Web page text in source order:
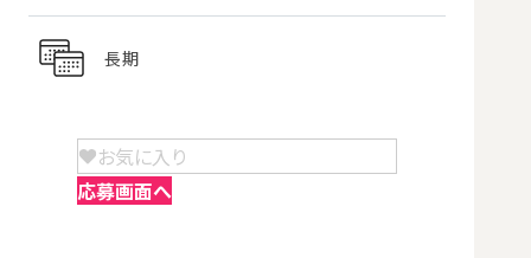
長期
お気に入り
応募画面へ